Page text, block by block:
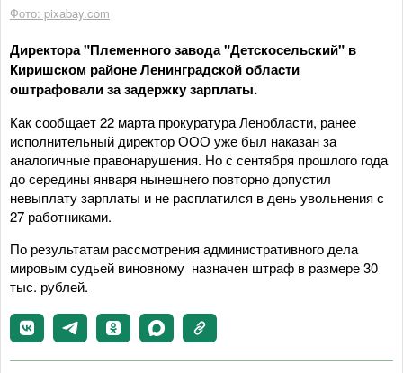
Фото: pixabay.com
Директора "Племенного завода "Детскосельский" в
Киришском районе Ленинградской области
оштрафовали за задержку зарплаты.
Как сообщает 22 марта прокуратура Ленобласти, ранее
исполнительный директор ООО уже был наказан за
аналогичные правонарушения. Но с сентября прошлого года
до середины января нынешнего повторно допустил
невыплату зарплаты и не расплатился в день увольнения с
27 работниками.
По результатам рассмотрения административного дела
мировым судьей виновному назначен штраф в размере 30
тыс. рублей.